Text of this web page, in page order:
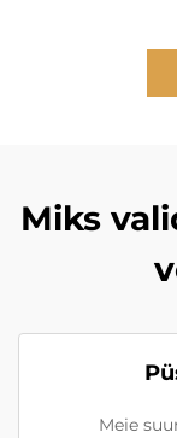
Miks
Meie